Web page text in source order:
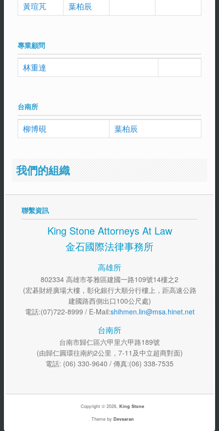
黃瑄芃
葉柏辰
專業顧問
林重達
台南所
柳博硯 葉柏辰
我們的組織
聯繫資訊
King Stone Attorneys At Law
金石國際法律事務所
高雄所
802334 高雄市苓雅區建國一路109號14樓之2
(宏碁財經廣場大樓，彰化銀行大順分行樓上，距高速公路
建國路西側出口100公尺處)
電話:(07)722-8999 / E-Mail:shihmen.lin@msa.hinet.net
台南所
台南市歸仁區六甲里六甲路189號
(由歸仁圓環往南約2公里，7-11及中立超商對面)
電話: (06) 330-9640 / 傳真:(06) 338-7535
Copyright © 2026,King Stone
Theme by Devsaran